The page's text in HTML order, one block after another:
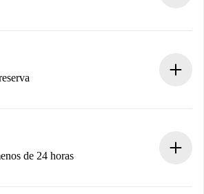
necesaria por adelantado.
de 24 horas